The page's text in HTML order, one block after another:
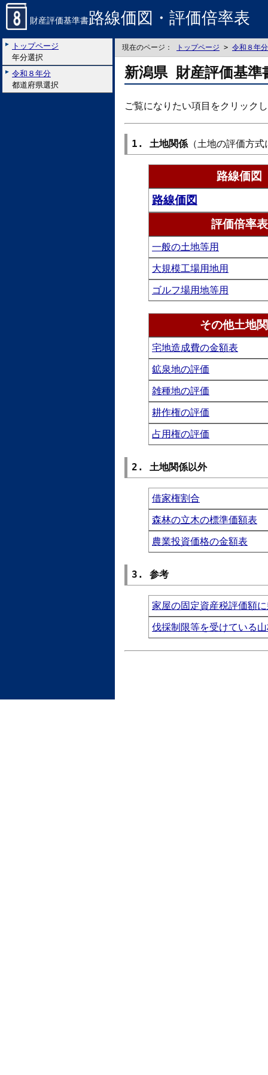
財産評価基準書路線価図・評価倍率表
トップページ
年分選択
令和８年分
都道府県選択
現在のページ： トップページ > 令和８年分
新潟県 財産評価基準
ご覧になりたい項目をクリック
1. 土地関係 （土地の評価方
路線価図
路線価図
評価倍率表
一般の土地等用
大規模工場用地用
ゴルフ場用地等用
その他土地
宅地造成費の金額表
鉱泉地の評価
雑種地の評価
耕作権の評価
占用権の評価
2. 土地関係以外
借家権割合
森林の立木の標準価額表
農業投資価格の金額表
3. 参考
家屋の固定資産税評価額
伐採制限等を受けている